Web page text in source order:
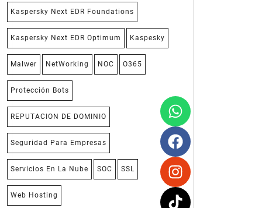
Kaspersky Next EDR Foundations
Kaspersky Next EDR Optimum Kaspesky
Malwer NetWorking NOC O365
Protección Bots
REPUTACION DE DOMINIO
Seguridad Para Empresas
Servicios En La Nube SOC SSL
Web Hosting